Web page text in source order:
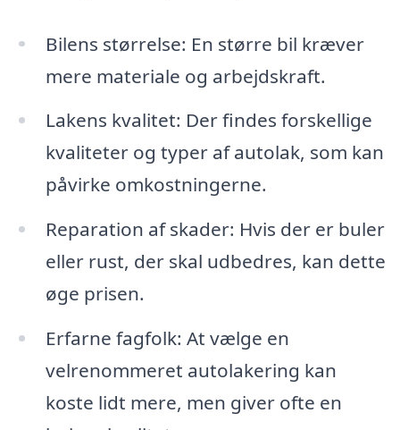
Bilens størrelse: En større bil kræver
mere materiale og arbejdskraft.
Lakens kvalitet: Der findes forskellige
kvaliteter og typer af autolak, som kan
påvirke omkostningerne.
Reparation af skader: Hvis der er buler
eller rust, der skal udbedres, kan dette
øge prisen.
Erfarne fagfolk: At vælge en
velrenommeret autolakering kan
koste lidt mere, men giver ofte en